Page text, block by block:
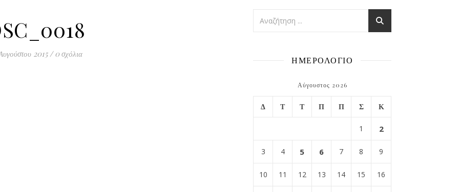
2015/ 0 σχόλια
ΗΜΕΡΟΛΟΓΙΟ
Αύγουστος 2026
Δ Τ Τ Π Π Σ Κ
1 2
3 4 5 6 7 8 9
10 11 12 13 14 15 16